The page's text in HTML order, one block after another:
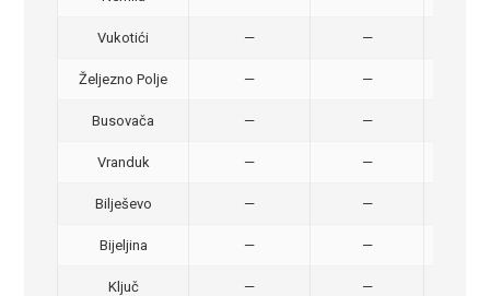
Vukotići — —
Željezno Polje — —
Busovača — —
Vranduk — —
Bilješevo — —
Bijeljina — —
Ključ — —